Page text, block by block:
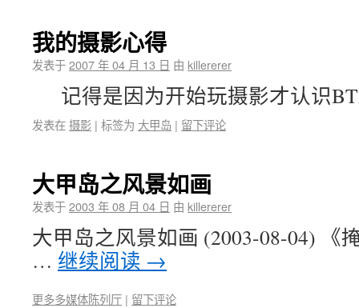
我的摄影心得
发表于2007 年 04 月 13 日 由 killererer
记得是因为开始玩摄影才认识
发表在摄影 | 标签为 大甲岛 | 留下评论
大甲岛之风景如画
发表于2003 年 08 月 04 日 由 killererer
大甲岛之风景如画 (2003-08-04)
… 继续阅读 →
更多多媒体陈列厅 | 留下评论